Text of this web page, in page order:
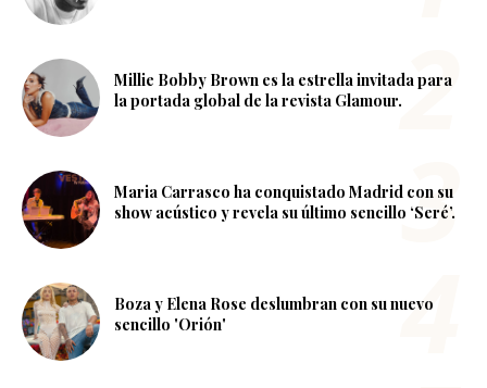
Millie Bobby Brown es la estrella invitada para
la portada global de la revista Glamour.
Maria Carrasco ha conquistado Madrid con su
show acústico y revela su último sencillo ‘Seré’.
Boza y Elena Rose deslumbran con su nuevo
sencillo 'Orión'